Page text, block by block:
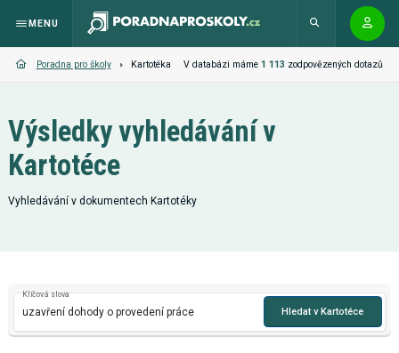
MENU
Poradna pro školy Kartotéka V databázi máme 1 113 zodpovězených dotazů
Výsledky vyhledávání v
Kartotéce
Vyhledávání v dokumentech Kartotéky
Klíčová slova
Hledat v Kartotéce